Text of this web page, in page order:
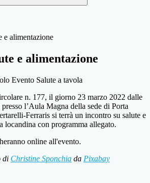
e alimentazione
e alimentazione
n. 177, il giorno 23 marzo 2022 dalle
l’Aula Magna della sede di Porta
Ferraris si terrà un incontro su salute e
locandina con programma allegato.
online all'evento.
di Christine Sponchia da Pixabay